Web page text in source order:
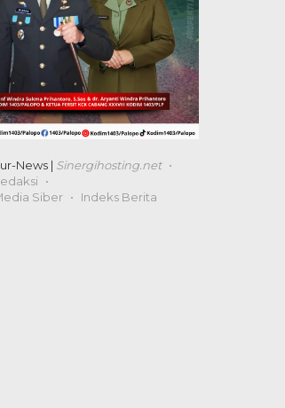
News | Sinergihosting.net
Siber
Indeks Berita